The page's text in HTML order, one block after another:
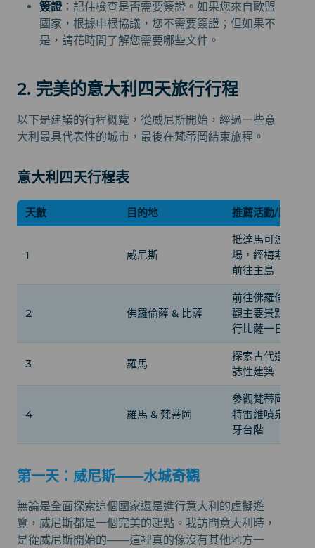
簽證 ：記住檢查是否需要簽證。如果您來自歐盟
國家，根據申根協議，您不需要簽證；但如果不
是，請花時間了解您需要哪些文件。
2. 完美的意大利四天旅行行程
以下是建議的行程概覽，從威尼斯開始，經過一些意
大利最具代表性的城市，最後在梵蒂岡結束旅程。
意大利四天行程表
天數 目的地 推薦活動/路線
1 威尼斯
抵達馬可波羅機
場，經梅斯特車
前往主島
2 佛羅倫薩 & 比薩
前往佛羅倫薩，
觀主要景點，並
行比薩一日遊
3 羅馬
探索古代遺跡和
誌性建築
4 羅馬 & 梵蒂岡
參觀梵蒂岡，探
特雷維噴泉和西
牙台階
第一天：威尼斯——水城奇觀
無論是全面探索這個國家還是進行意大利的虛擬遊
覽，威尼斯都是一個完美的起點。我訪問意大利時，
是從威尼斯開始的——這裡真的像沒有其他地方一